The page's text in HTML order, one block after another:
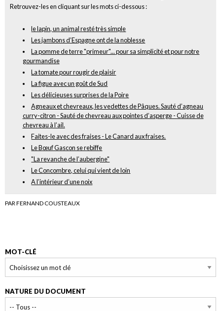
Retrouvez-les en cliquant sur les mots ci-dessous :
le lapin, un animal resté très simple
Les jambons d’Espagne ont de la noblesse
La pomme de terre "primeur"... pour sa simplicité et pour notre
gourmandise
La tomate pour rougir de plaisir
La figue avec un goût de Sud
Les délicieuses surprises de la Poire
Agneaux et chevreaux, les vedettes de Pâques. Sauté d’agneau
curry-citron - Sauté de chevreau aux pointes d’asperge - Cuisse de
chevreau à l’ail.
Faites-le avec des fraises - Le Canard aux fraises.
Le Bœuf Gascon se rebiffe
"La revanche de l’aubergine"
Le Concombre, celui qui vient de loin
A l’intérieur d’une noix
PAR FERNAND COUSTEAUX
MOT-CLÉ
NATURE DU DOCUMENT